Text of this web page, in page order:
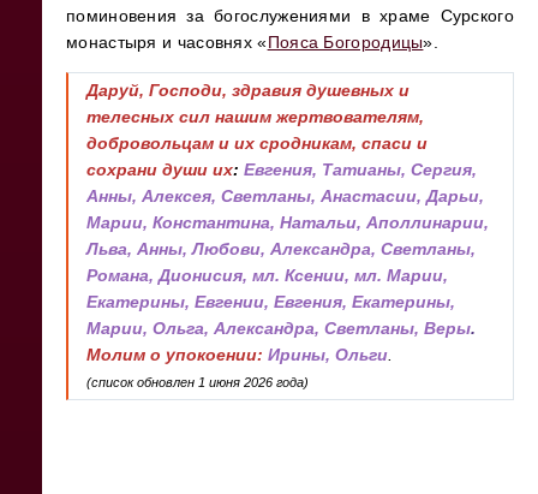
поминовения за богослужениями в храме Сурского
монастыря и часовнях «Пояса Богородицы».
Даруй, Господи, здравия душевных и
телесных сил нашим жертвователям,
добровольцам и их сродникам, спаси и
сохрани души их: Евгения, Татианы, Сергия,
Анны, Алексея, Светланы, Анастасии, Дарьи,
Марии, Константина, Натальи, Аполлинарии,
Льва, Анны, Любови, Александра, Светланы,
Романа, Дионисия, мл. Ксении, мл. Марии,
Екатерины, Евгении, Евгения, Eкатерины,
Марии, Ольга, Александра, Светланы, Веры.
Молим о упокоении: Ирины, Ольги.
(список обновлен 1 июня 2026 года)